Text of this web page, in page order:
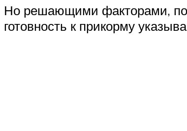
Но решающими факторами,
готовность к прикорму